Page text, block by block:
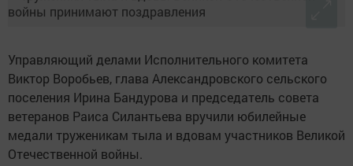
Управляющий делами Исполнительного комитета
Виктор Воробьев, глава Александровского сельского
поселения Ирина Бандурова и председатель совета
ветеранов Раиса Силантьева вручили юбилейные
медали труженикам тыла и вдовам участников Великой
Отечественной войны.